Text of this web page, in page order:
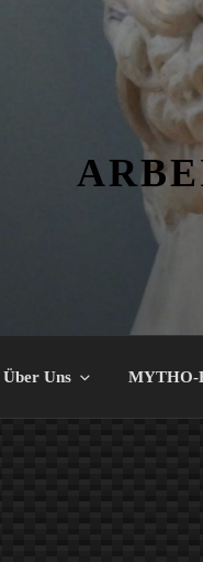
Über Uns MYTHO-